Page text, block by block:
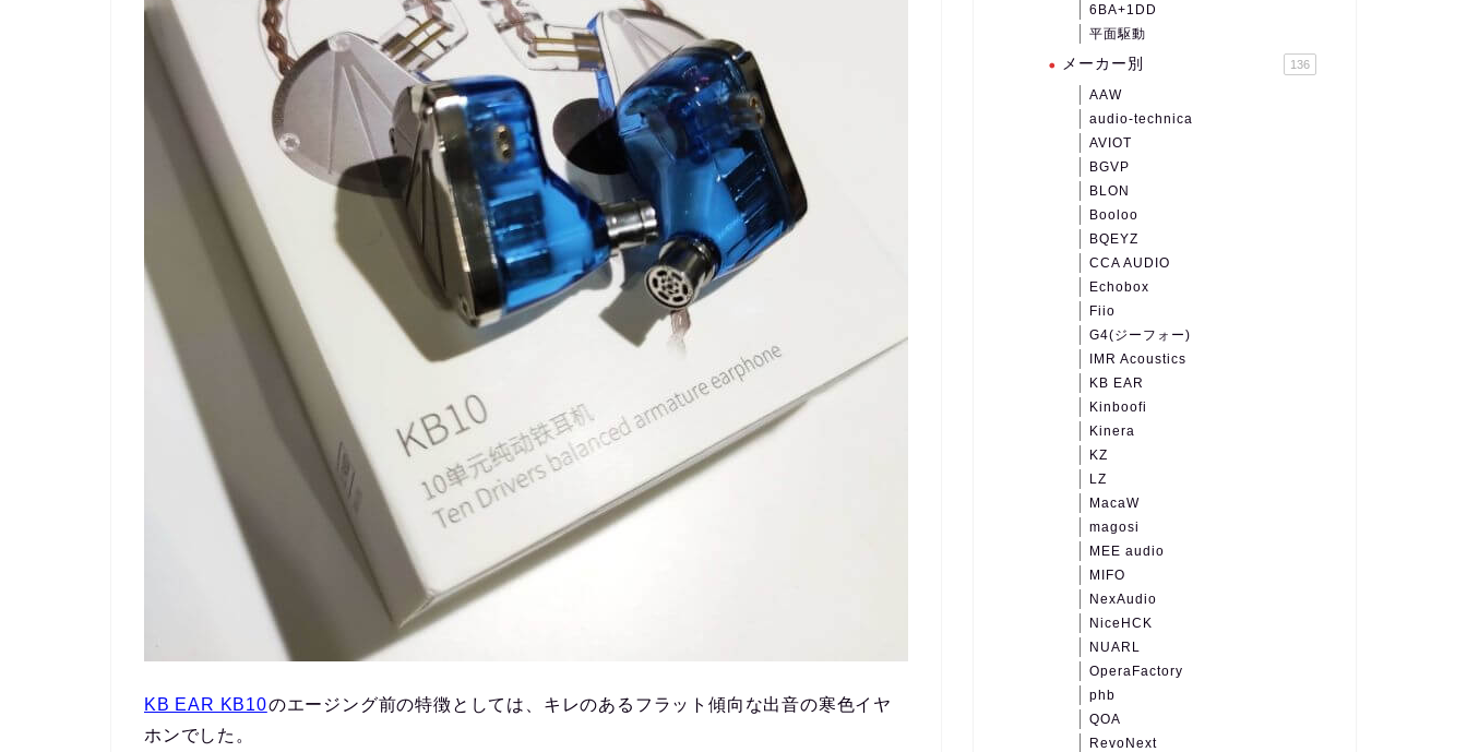
KB EAR KB10のエージング前の特徴としては、 キレのあるフラット傾向な出音の寒色イヤ
ホンでした。
6BA+1DD
平面駆動
メーカー別 136
AAW
audio-technica
AVIOT
BGVP
BLON
Booloo
BQEYZ
CCA AUDIO
Echobox
Fiio
G4(ジーフォー)
IMR Acoustics
KB EAR
Kinboofi
Kinera
KZ
LZ
MacaW
magosi
MEE audio
MIFO
NexAudio
NiceHCK
NUARL
OperaFactory
phb
QOA
RevoNext